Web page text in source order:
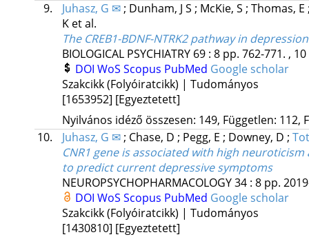
9.
Juhasz, G ✉; Dunham, J S ; McKie, S ; Thomas, E
K et al.
The CREB1-BDNF-NTRK2 pathway in
BIOLOGICAL PSYCHIATRY 69: 8 pp. 762-771. ,
DOI WoS Scopus PubMed Google scholar
Szakcikk (Folyóiratcikk) | Tudományos
[1653952] [Egyeztetett]
Nyilvános idéző összesen: 149, Független: 112,
10.
Juhasz, G ✉; Chase, D ; Pegg, E ; Downey, D ;
CNR1 gene is associated with high
to predict current depressive symptoms
NEUROPSYCHOPHARMACOLOGY34: 8 pp.
DOI WoS Scopus PubMed Google scholar
Szakcikk (Folyóiratcikk) | Tudományos
[1430810] [Egyeztetett]